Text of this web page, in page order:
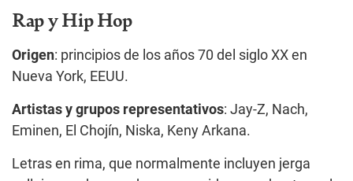
Rap y Hip Hop
Origen: principios de los años 70 del siglo XX en
Nueva York, EEUU.
Artistas y grupos representativos: Jay-Z, Nach,
Eminen, El Chojín, Niska, Keny Arkana.
Letras en rima, que normalmente incluyen jerga